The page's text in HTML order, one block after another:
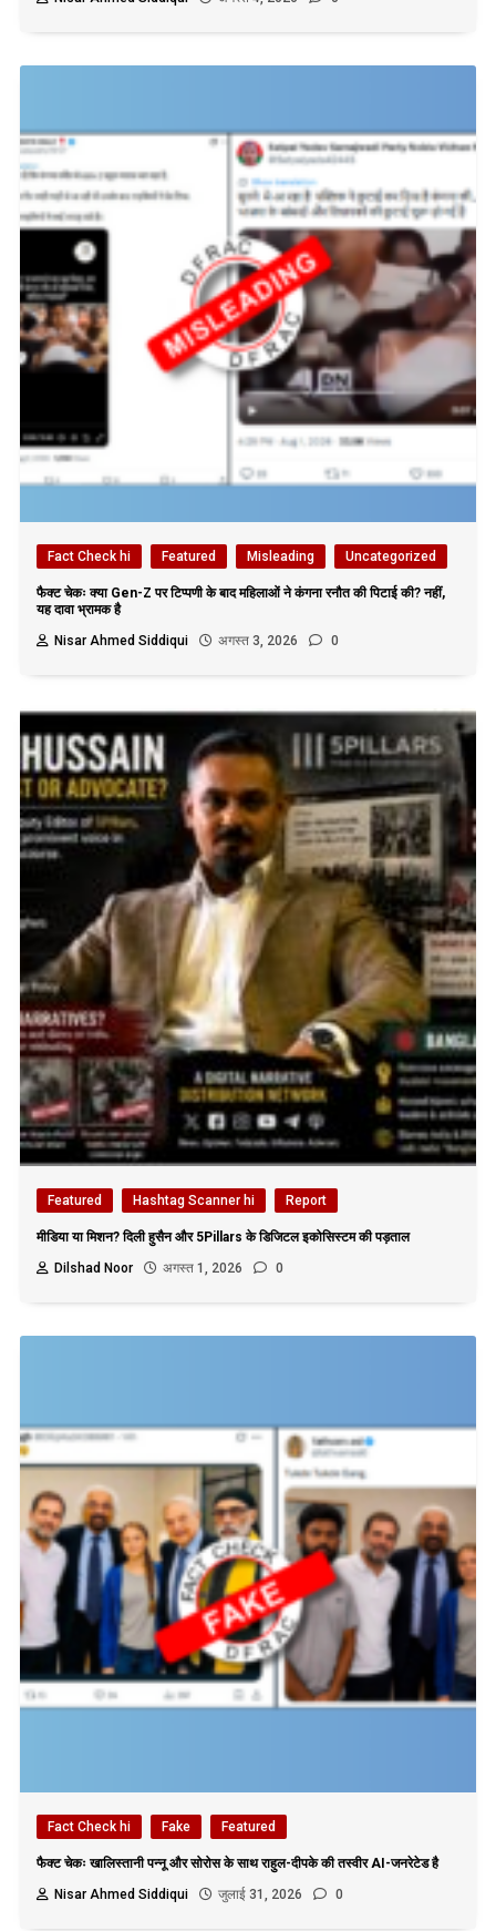
Fact Check hi Featured Misleading Uncategorized
फैक्ट चेकः क्या Gen-Z पर टिप्पणी के बाद महिलाओं ने कंगना रनौत की पिटाई की? नहीं,
यह दावा भ्रामक है
Nisar Ahmed Siddiqui
अगस्त 3, 2026 0
Featured Hashtag Scanner hi Report
मीडिया या मिशन? दिली हुसैन और 5Pillars के डिजिटल इकोसिस्टम की पड़ताल
Dilshad Noor
अगस्त 1, 2026 0
Fact Check hi Fake Featured
फैक्ट चेकः खालिस्तानी पन्नू और सोरोस के साथ राहुल-दीपके की तस्वीर AI-जनरेटेड है
Nisar Ahmed Siddiqui
जुलाई 31, 2026 0